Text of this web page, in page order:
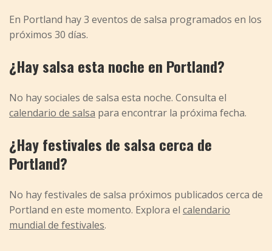
En Portland hay 3 eventos de salsa programados en los
próximos 30 días.
¿Hay salsa esta noche en Portland?
No hay sociales de salsa esta noche. Consulta el
calendario de salsa para encontrar la próxima fecha.
¿Hay festivales de salsa cerca de
Portland?
No hay festivales de salsa próximos publicados cerca de
Portland en este momento. Explora el calendario
mundial de festivales.